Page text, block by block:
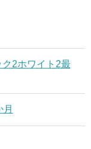
2ホワイト2最